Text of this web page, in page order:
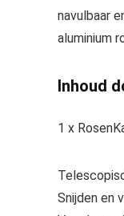
navulbaar
aluminium
Inhoud
1 x
Snijden en